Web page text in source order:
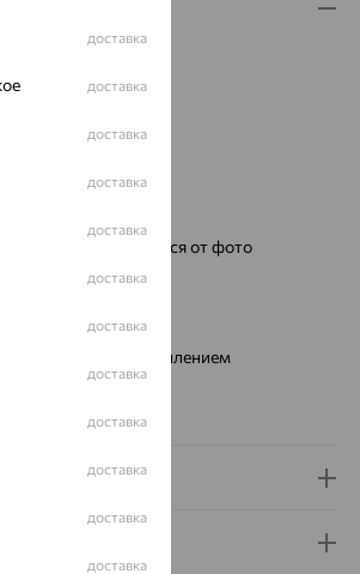
могут отличаться от фото
с сапфировым напылением
доставка
доставка
доставка
доставка
доставка
доставка
доставка
доставка
доставка
доставка
доставка
доставка